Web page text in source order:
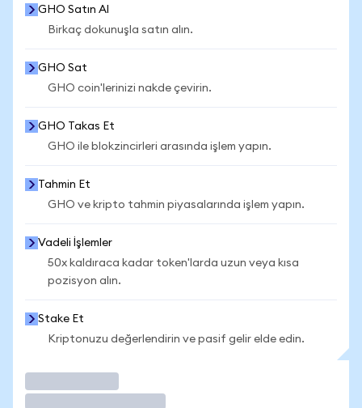
GHO Satın Al
Birkaç dokunuşla satın alın.
GHO Sat
GHO coin'lerinizi nakde çevirin.
GHO Takas Et
GHO ile blokzincirleri arasında işlem yapın.
Tahmin Et
GHO ve kripto tahmin piyasalarında işlem yapın.
Vadeli İşlemler
50x kaldıraca kadar token'larda uzun veya kısa
pozisyon alın.
Stake Et
Kriptonuzu değerlendirin ve pasif gelir elde edin.